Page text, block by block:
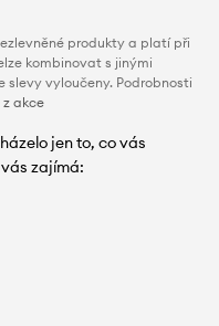
produkty a platí při
kombinovat s jinými
slevy vyloučeny. Podrobnosti
akce
jen to, co vás
zajímá: